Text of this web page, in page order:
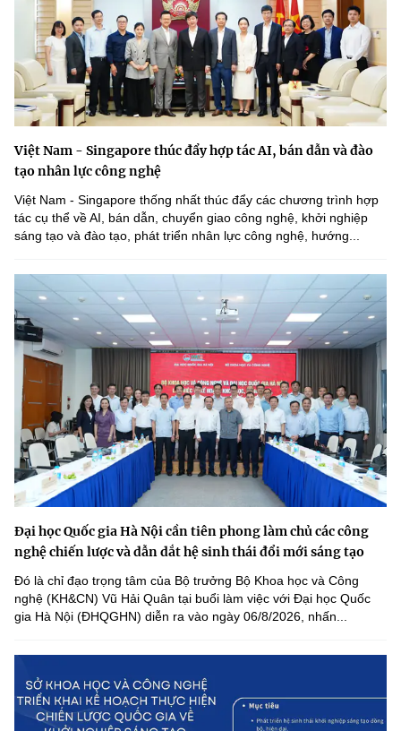
Việt Nam - Singapore thúc đẩy hợp tác AI, bán dẫn và đào
tạo nhân lực công nghệ
Việt Nam - Singapore thống nhất thúc đẩy các chương trình hợp
tác cụ thể về AI, bán dẫn, chuyển giao công nghệ, khởi nghiệp
sáng tạo và đào tạo, phát triển nhân lực công nghệ, hướng...
Đại học Quốc gia Hà Nội cần tiên phong làm chủ các công
nghệ chiến lược và dẫn dắt hệ sinh thái đổi mới sáng tạo
Đó là chỉ đạo trọng tâm của Bộ trưởng Bộ Khoa học và Công
nghệ (KH&CN) Vũ Hải Quân tại buổi làm việc với Đại học Quốc
gia Hà Nội (ĐHQGHN) diễn ra vào ngày 06/8/2026, nhấn...